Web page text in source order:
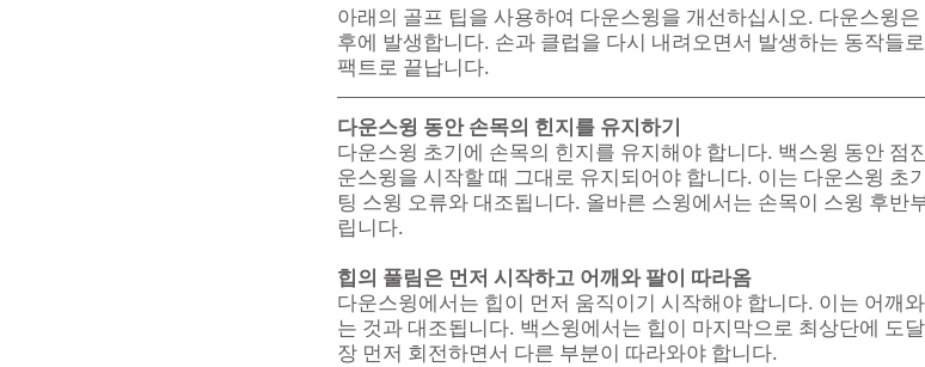
아래의 골프 팁을 사용하여 다운스윙을 개선하십시오. 다운스윙
후에 발생합니다. 손과 클럽을 다시 내려오면서 발생하는 동작들
팩트로 끝납니다.
다운스윙 동안 손목의 힌지를 유지하기
다운스윙 초기에 손목의 힌지를 유지해야 합니다. 백스윙 동안 점
운스윙을 시작할 때 그대로 유지되어야 합니다. 이는 다운스윙 초
팅 스윙 오류와 대조됩니다. 올바른 스윙에서는 손목이 스윙 후반
립니다.
힙의 풀림은 먼저 시작하고 어깨와 팔이 따라옴
다운스윙에서는 힙이 먼저 움직이기 시작해야 합니다. 이는 어깨
는 것과 대조됩니다. 백스윙에서는 힙이 마지막으로 최상단에 도
장 먼저 회전하면서 다른 부분이 따라와야 합니다.